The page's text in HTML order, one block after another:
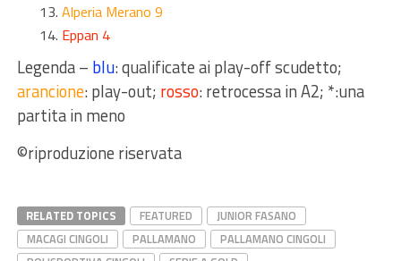
Alperia Merano 9
Eppan 4
Legenda – blu: qualificate ai play-off scudetto;
arancione: play-out; rosso: retrocessa in A2; *:una
partita in meno
©riproduzione riservata
RELATED TOPICS FEATURED
JUNIOR FASANO
MACAGI CINGOLI
PALLAMANO
PALLAMANO CINGOLI